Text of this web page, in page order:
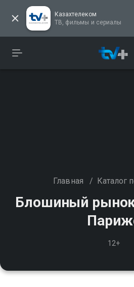
Казахтелеком
ТВ, фильмы и сериалы
Главная / Каталог
Блошиный
12+